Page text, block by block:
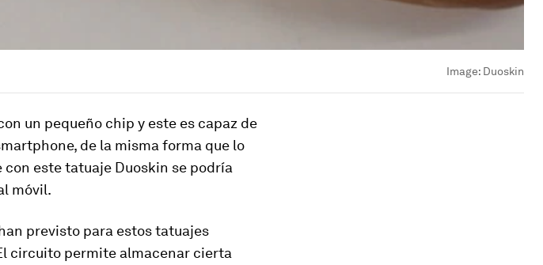
Image: Duoskin
un pequeño chip y este es capaz de
, de la misma forma que lo
este tatuaje Duoskin se podría
móvil.
previsto para estos tatuajes
circuito permite almacenar cierta